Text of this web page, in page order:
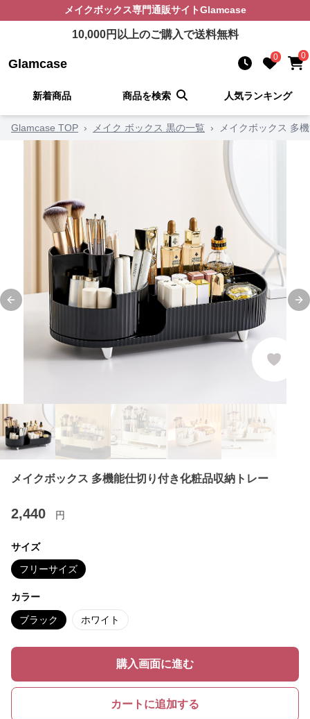
メイクボックス専門通販サイトGlamcase
10,000円以上のご購入で送料無料
Glamcase 0 0
新着商品 商品を検索 人気ランキング
Glamcase TOP › メイク ボックス 黒の一覧 › メイクボックス 多
Previous slide
メイクボックス 多機能仕切り付き化粧品収納トレー
2,440 円
サイズ
フリーサイズ
カラー
ブラック ホワイト
購入画面に進む
カートに追加する